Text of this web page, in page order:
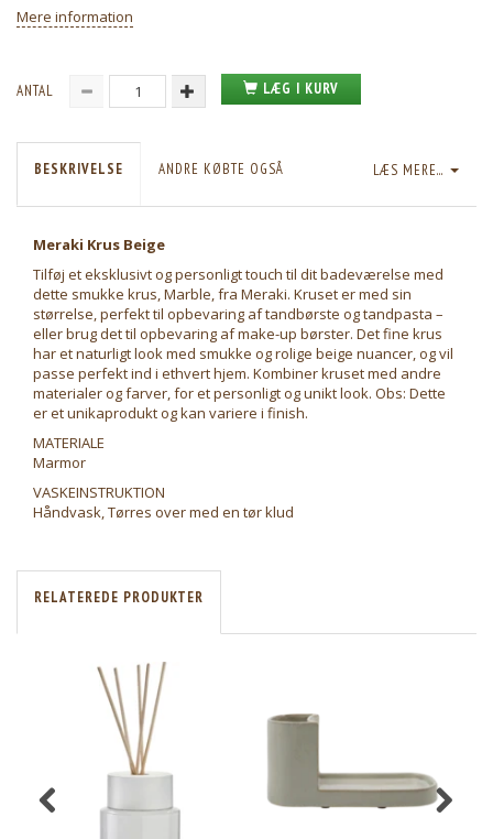
Mere information
ANTAL LÆG I KURV
LÆS MERE...
BESKRIVELSE ANDRE KØBTE OGSÅ
Meraki Krus Beige
Tilføj et eksklusivt og personligt touch til dit badeværelse med
dette smukke krus, Marble, fra Meraki. Kruset er med sin
størrelse, perfekt til opbevaring af tandbørste og tandpasta –
eller brug det til opbevaring af make-up børster. Det fine krus
har et naturligt look med smukke og rolige beige nuancer, og vil
passe perfekt ind i ethvert hjem. Kombiner kruset med andre
materialer og farver, for et personligt og unikt look. Obs: Dette
er et unikaprodukt og kan variere i finish.
MATERIALE
Marmor
VASKEINSTRUKTION
Håndvask, Tørres over med en tør klud
RELATEREDE PRODUKTER